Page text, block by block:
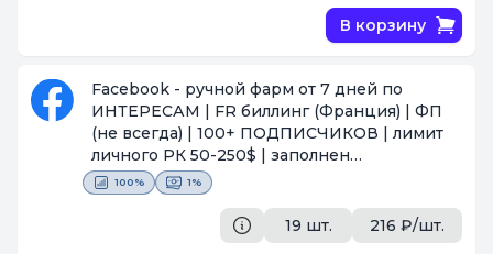
В корзину
Facebook - ручной фарм от 7 дней по
ИНТЕРЕСАМ | FR биллинг (Франция) | ФП
(не всегда) | 100+ ПОДПИСЧИКОВ | лимит
личного РК 50-250$ | заполнен
профиль(ава+ФП+посты) | под-н по почте |
2FA | ПРОЙДЕН ЧЕКПОИНТ СЕЛФИ |
отлежка 1 неделя+ | ВОЗМОЖЕН ОПТ
[Поставщик #367]
100% 1%
19 шт. 216 ₽/шт.